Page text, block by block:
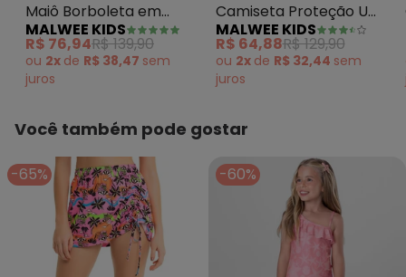
Maiô Borboleta em
Malha Uv Rosa
MALWEE KIDS
R$ 76,94R$ 139,90
ou 2x de R$ 38,47 sem
juros
Camiseta Proteção Uv
Unissex Rosa
MALWEE KIDS
R$ 64,88R$ 129,90
ou 2x de R$ 32,44 sem
juros
Você também pode gostar
-65% -60%